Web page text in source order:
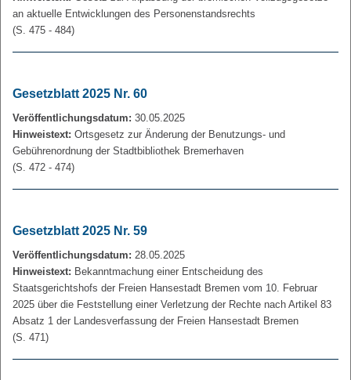
an aktuelle Entwicklungen des Personenstandsrechts
(S. 475 - 484)
Gesetzblatt 2025 Nr. 60
Veröffentlichungsdatum: 30.05.2025
Hinweistext: Ortsgesetz zur Änderung der Benutzungs- und
Gebührenordnung der Stadtbibliothek Bremerhaven
(S. 472 - 474)
Gesetzblatt 2025 Nr. 59
Veröffentlichungsdatum: 28.05.2025
Hinweistext: Bekanntmachung einer Entscheidung des
Staatsgerichtshofs der Freien Hansestadt Bremen vom 10. Februar
2025 über die Feststellung einer Verletzung der Rechte nach Artikel 83
Absatz 1 der Landesverfassung der Freien Hansestadt Bremen
(S. 471)